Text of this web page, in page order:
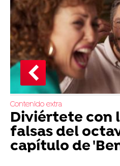
Contenido extra
Diviértete con
falsas del
capítulo de